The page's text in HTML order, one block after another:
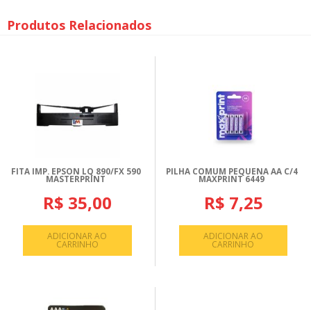
Produtos Relacionados
FITA IMP. EPSON LQ 890/FX 590
MASTERPRINT
R$ 35,00
ADICIONAR AO
CARRINHO
PILHA COMUM PEQUENA AA C/4
MAXPRINT 6449
R$ 7,25
ADICIONAR AO
CARRINHO